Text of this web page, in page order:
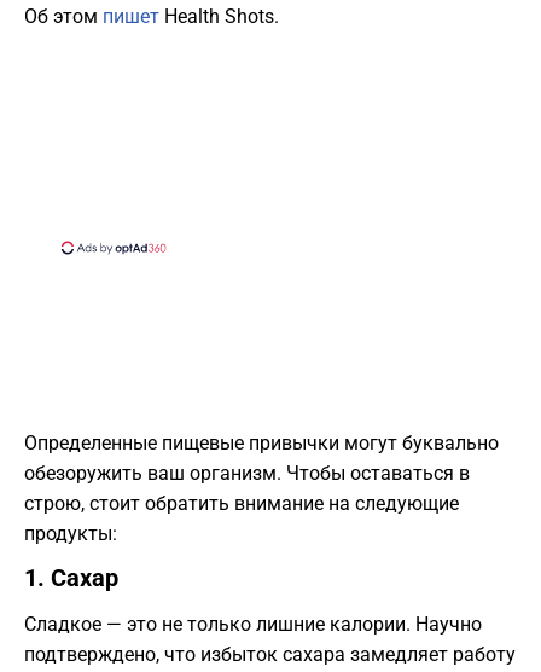
Об этом пишет Health Shots.
​Определенные пищевые привычки могут буквально
обезоружить ваш организм. Чтобы оставаться в
строю, стоит обратить внимание на следующие
продукты:
​1. Сахар
​Сладкое — это не только лишние калории. Научно
подтверждено, что избыток сахара замедляет работу